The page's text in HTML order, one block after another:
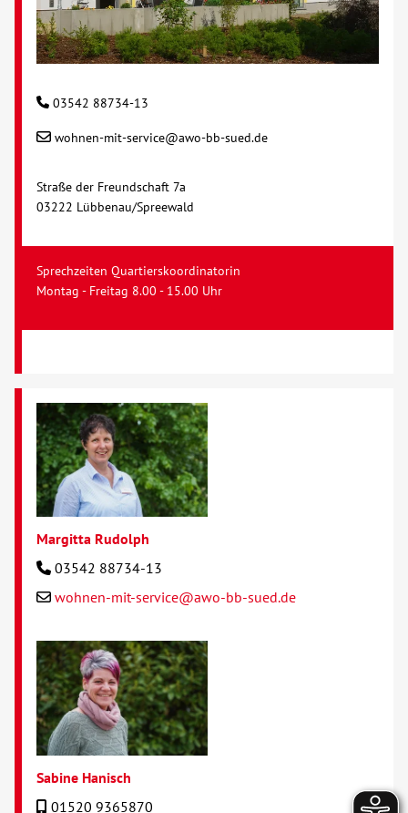
03542 88734-13
wohnen-mit-service@awo-bb-sued.de
Straße der Freundschaft 7a
03222 Lübbenau/Spreewald
Sprechzeiten Quartierskoordinatorin
Montag - Freitag 8.00 - 15.00 Uhr
Margitta Rudolph
03542 88734-13
wohnen-mit-service@awo-bb-sued.de
Sabine Hanisch
01520 9365870